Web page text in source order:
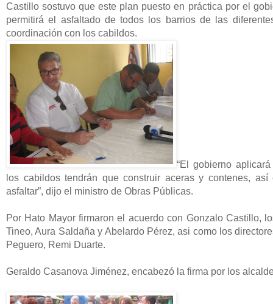
Castillo sostuvo que este plan puesto en práctica por el
permitirá el asfaltado de todos los barrios de las
coordinación con los cabildos.
“El gobierno
los cabildos tendrán que construir aceras y contenes,
asfaltar”, dijo el ministro de Obras Públicas.
Por Hato Mayor firmaron el acuerdo con Gonzalo Castillo,
Tineo, Aura Saldaña y Abelardo Pérez, asi como los
Peguero, Remi Duarte.
Geraldo Casanova Jiménez, encabezó la firma por los